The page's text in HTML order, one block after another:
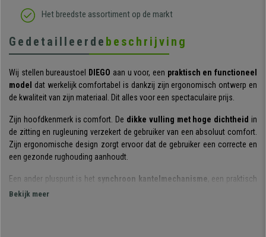
Het breedste assortiment op de markt
Gedetailleerde beschrijving
Wij stellen bureaustoel DIEGO aan u voor, een praktisch en functioneel
model
dat werkelijk comfortabel is dankzij zijn ergonomisch ontwerp en
de kwaliteit van zijn materiaal. Dit alles voor een spectaculaire prijs.
Zijn hoofdkenmerk is comfort. De dikke vulling met hoge dichtheid in
de zitting en rugleuning verzekert de gebruiker van een absoluut comfort.
Zijn ergonomische design zorgt ervoor dat de gebruiker een correcte en
een gezonde rughouding aanhoudt.
Een ander pluspunt is het synchroon kantelmechanisme , een praktisch
systeem om de rugleuning naar achter te kantelen en zelfs in
Bekijk meer